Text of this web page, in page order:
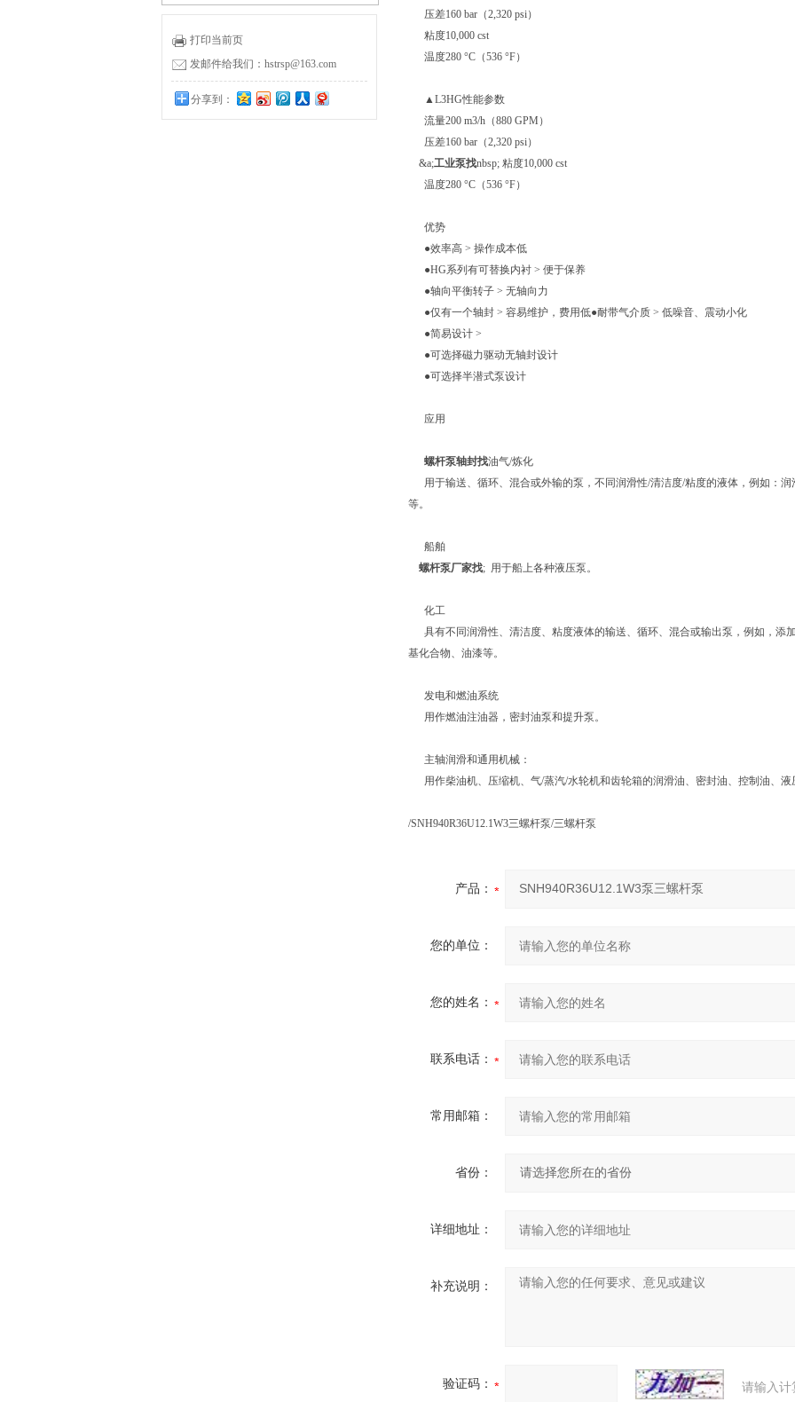
打印当前页
发邮件给我们：hstrsp@163.com
分享到：
压差160 bar（2,320 psi）
粘度10,000 cst
温度280 °C（536 °F）
▲L3HG性能参数
流量200 m3/h（880 GPM）
压差160 bar（2,320 psi）
&a;工业泵找nbsp; 粘度10,000 cst
温度280 °C（536 °F）
优势
●效率高 > 操作成本低
●HG系列有可替换内衬 > 便于保养
●轴向平衡转子 > 无轴向力
●仅有一个轴封 > 容易维护，费用低●耐带气介质 > 低噪音、震动小化
●简易设计 >
●可选择磁力驱动无轴封设计
●可选择半潜式泵设计
应用
螺杆泵轴封找油气/炼化
用于输送、循环、混合或外输的泵，不同润滑性/清洁度/粘度的液体，例如：润
等。
船舶
螺杆泵厂家找; 用于船上各种液压泵。
化工
具有不同润滑性、清洁度、粘度液体的输送、循环、混合或输出泵，例如，添
基化合物、油漆等。
发电和燃油系统
用作燃油注油器，密封油泵和提升泵。
主轴润滑和通用机械：
用作柴油机、压缩机、气/蒸汽/水轮机和齿轮箱的润滑油、密封油、控制油、液
/SNH940R36U12.1W3三螺杆泵/三螺杆泵
产品：
您的单位：
您的姓名：
联系电话：
常用邮箱：
省份：
详细地址：
补充说明：
验证码： 请输入计